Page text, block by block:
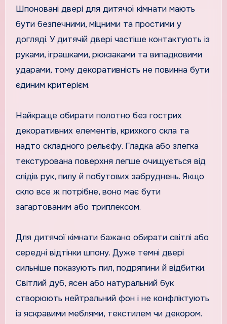
Шпоновані двері для дитячої кімнати мають
бути безпечними, міцними та простими у
догляді. У дитячій двері частіше контактують із
руками, іграшками, рюкзаками та випадковими
ударами, тому декоративність не повинна бути
єдиним критерієм.
Найкраще обирати полотно без гострих
декоративних елементів, крихкого скла та
надто складного рельєфу. Гладка або злегка
текстурована поверхня легше очищується від
слідів рук, пилу й побутових забруднень. Якщо
скло все ж потрібне, воно має бути
загартованим або триплексом.
Для дитячої кімнати бажано обирати світлі або
середні відтінки шпону. Дуже темні двері
сильніше показують пил, подряпини й відбитки.
Світлий дуб, ясен або натуральний бук
створюють нейтральний фон і не конфліктують
із яскравими меблями, текстилем чи декором.